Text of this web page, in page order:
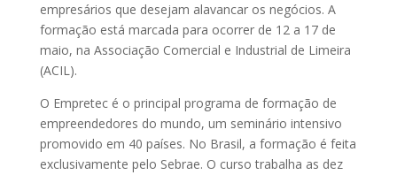
empresários que desejam alavancar os negócios. A
formação está marcada para ocorrer de 12 a 17 de
maio, na Associação Comercial e Industrial de Limeira
(ACIL).
O Empretec é o principal programa de formação de
empreendedores do mundo, um seminário intensivo
promovido em 40 países. No Brasil, a formação é feita
exclusivamente pelo Sebrae. O curso trabalha as dez